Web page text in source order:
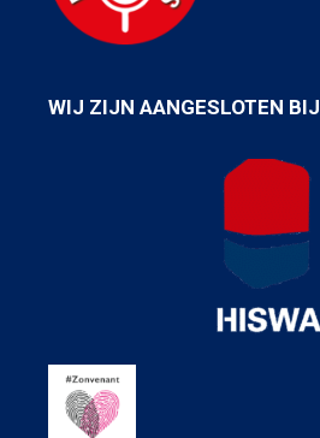
WIJ ZIJN AANGESLOTEN BIJ